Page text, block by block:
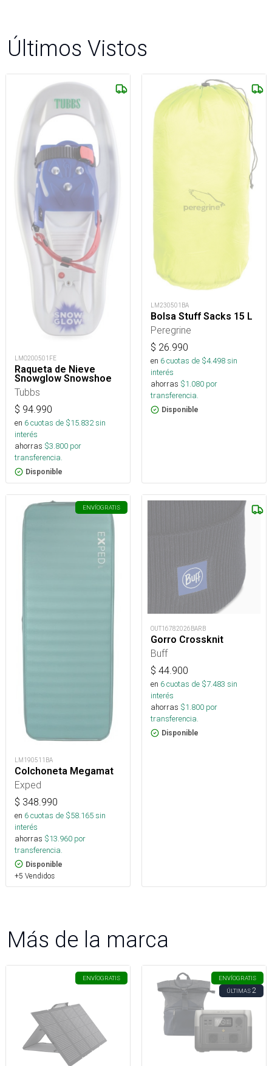
Últimos Vistos
LMO200501FE
Raqueta de Nieve
Snowglow Snowshoe
Tubbs
$ 94.990
en 6cuotas de $15.832sin
interés
ahorras $3.800 por
transferencia.
Disponible
LM230501BA
Bolsa Stuff Sacks 15 L
Peregrine
$ 26.990
en 6cuotas de $4.498sin
interés
ahorras $1.080 por
transferencia.
Disponible
ENVÍOGRATIS
LM190511BA
Colchoneta Megamat
Exped
$ 348.990
en 6cuotas de $58.165sin
interés
ahorras $13.960 por
transferencia.
Disponible
+5 Vendidos
OUT16782026BARB
Gorro Crossknit
Buff
$ 44.900
en 6cuotas de $7.483 sin
interés
ahorras $1.800 por
transferencia.
Disponible
Más de la marca
ENVÍOGRATIS ENVÍOGRATIS
ÚLTIMAS2